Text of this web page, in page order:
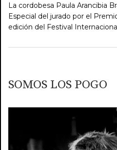
La cordobesa Paula Arancibia
Especial del jurado por el
edición del Festival
SOMOS LOS POGO